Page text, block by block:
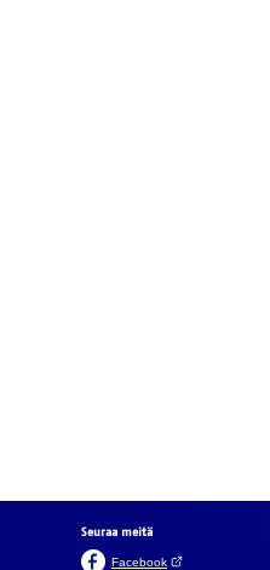
Seuraa meitä
Facebook(Avautuu uuteen